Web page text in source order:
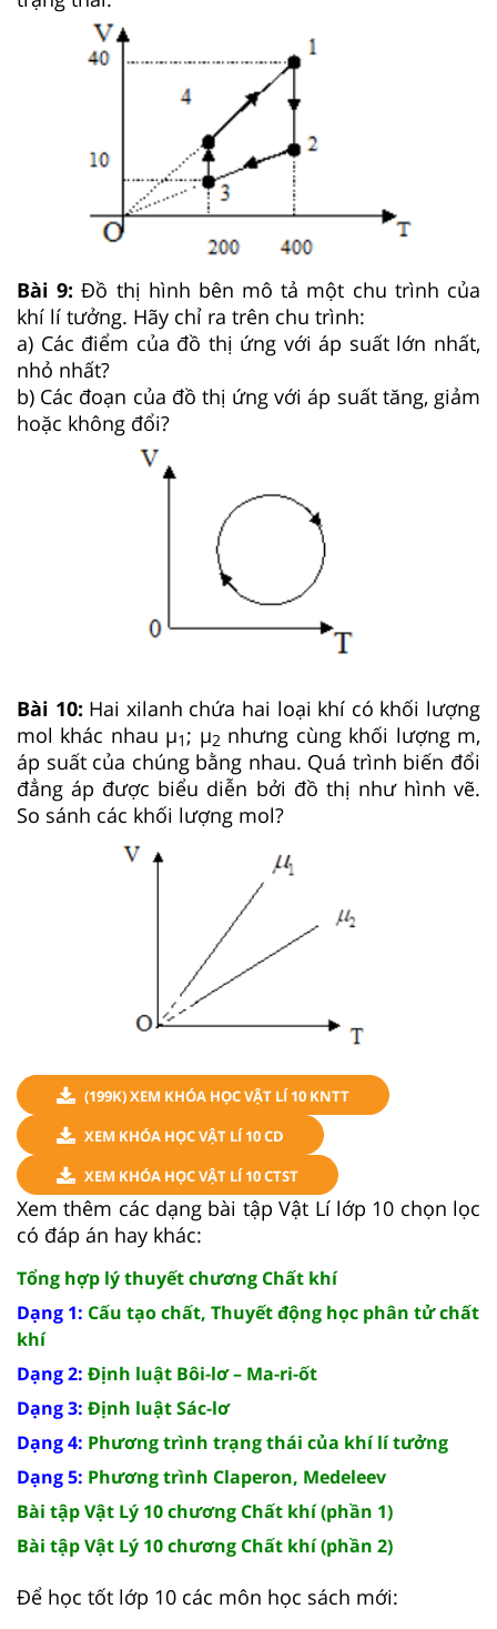
Bài 9: Đồ thị hình bên mô tả một chu trình của
khí lí tưởng. Hãy chỉ ra trên chu trình:
a) Các điểm của đồ thị ứng với áp suất lớn nhất,
nhỏ nhất?
b) Các đoạn của đồ thị ứng với áp suất tăng, giảm
hoặc không đổi?
Bài 10: Hai xilanh chứa hai loại khí có khối lượng
mol khác nhau μ1; μ2 nhưng cùng khối lượng m,
áp suất của chúng bằng nhau. Quá trình biến đổi
đẳng áp được biểu diễn bởi đồ thị như hình vẽ.
So sánh các khối lượng mol?
(199K) XEM KHÓA HỌC VẬT LÍ 10 KNTT
XEM KHÓA HỌC VẬT LÍ 10 CD
XEM KHÓA HỌC VẬT LÍ 10 CTST
Xem thêm các dạng bài tập Vật Lí lớp 10 chọn lọc
có đáp án hay khác:
Tổng hợp lý thuyết chương Chất khí
Dạng 1: Cấu tạo chất, Thuyết động học phân tử chất
khí
Dạng 2: Định luật Bôi-lơ – Ma-ri-ốt
Dạng 3: Định luật Sác-lơ
Dạng 4: Phương trình trạng thái của khí lí tưởng
Dạng 5: Phương trình Claperon, Medeleev
Bài tập Vật Lý 10 chương Chất khí (phần 1)
Bài tập Vật Lý 10 chương Chất khí (phần 2)
Để học tốt lớp 10 các môn học sách mới: